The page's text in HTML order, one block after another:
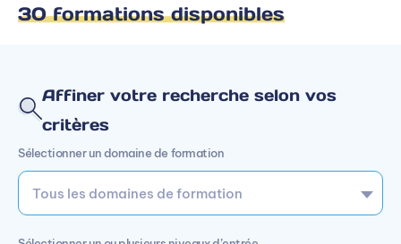
30 formations disponibles
Affiner votre recherche selon vos
critères
Sélectionner un domaine de formation